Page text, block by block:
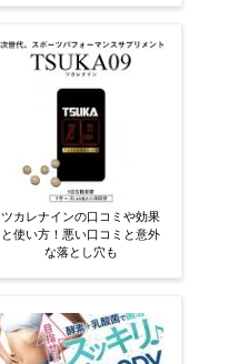
ツカレナインの口コミや効果
と使い方！悪い口コミと意外
な落とし穴も